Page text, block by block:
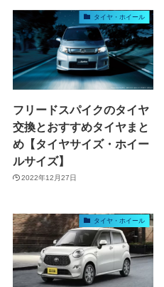
タイヤ・ホイール
フリードスパイクのタイヤ
交換とおすすめタイヤまと
め【タイヤサイズ・ホイー
ルサイズ】
2022年12月27日
タイヤ・ホイール